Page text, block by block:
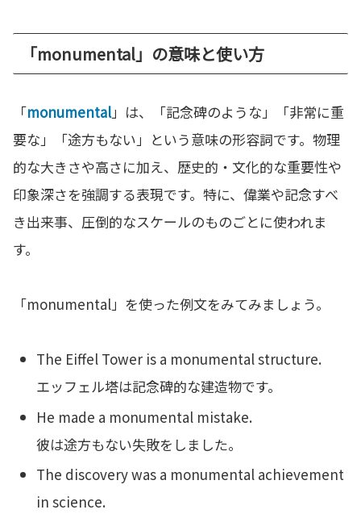
「monumental」の意味と使い方
「monumental」は、「記念碑のような」「非常に重
要な」「途方もない」という意味の形容詞です。物理
的な大きさや高さに加え、歴史的・文化的な重要性や
印象深さを強調する表現です。特に、偉業や記念すべ
き出来事、圧倒的なスケールのものごとに使われま
す。
「monumental」を使った例文をみてみましょう。
The Eiffel Tower is a monumental structure.
エッフェル塔は記念碑的な建造物です。
He made a monumental mistake.
彼は途方もない失敗をしました。
The discovery was a monumental achievement
in science.